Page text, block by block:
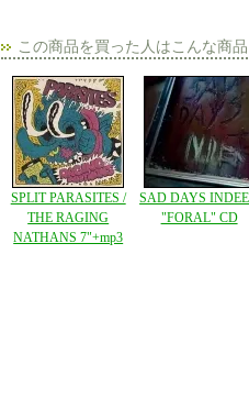
この商品を買った人はこんな商
SPLIT PARASITES /
THE RAGING
NATHANS 7"+mp3
SAD DAYS
"FORAL" CD